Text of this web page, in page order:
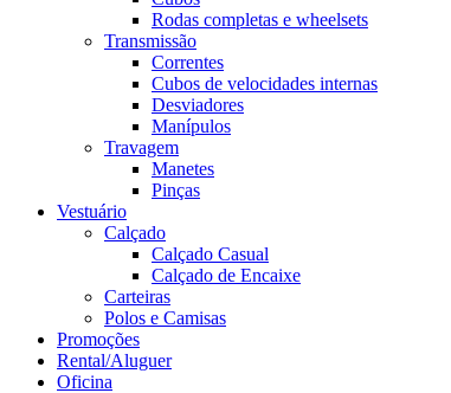
Rodas completas e wheelsets
Transmissão
Correntes
Cubos de velocidades internas
Desviadores
Manípulos
Travagem
Manetes
Pinças
Vestuário
Calçado
Calçado Casual
Calçado de Encaixe
Carteiras
Polos e Camisas
Promoções
Rental/Aluguer
Oficina